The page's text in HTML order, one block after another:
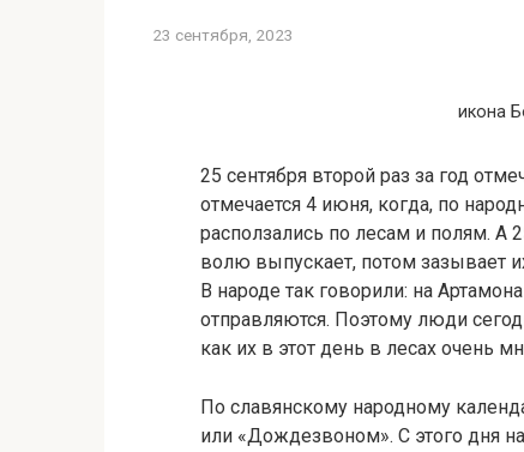
23 сентября, 2023
икона
25 сентября второй раз за год
отмечается 4 июня, когда, по
расползались по лесам и полям. А
волю выпускает, потом зазывает
В народе так говорили: на
отправляются. Поэтому люди
как их в этот день в лесах очень
По славянскому народному
или «Дождезвоном». С этого дня